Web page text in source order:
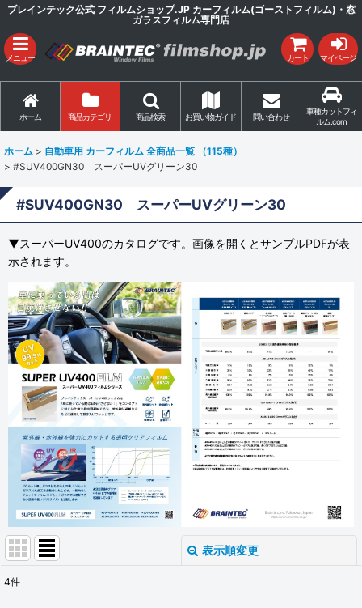
ブレインテック公式 フィルムショップ.JP カーフィルム(ゴーストフィルム)・窓
ガラスフィルム専門店
メニュー カート マイページ
ホーム 商品カテゴリ 商品検索 お買い物ガイド 問い合わせ
車種カットフィ
ルム.com
ホーム > 自動車用 カーフィルム 全商品一覧 （115種）
> #SUV400GN30 スーパーUVグリーン30
#SUV400GN30 スーパーUVグリーン30
▼スーパーUV400のカタログです。画像を開くとサンプルPDFが表
示されます。
表示順変更
4件